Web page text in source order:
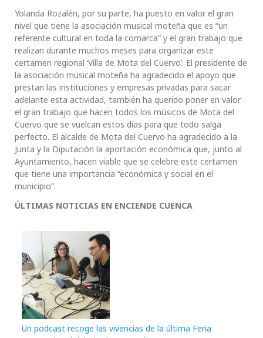
Yolanda Rozalén, por su parte, ha puesto en valor el gran
nivel que tiene la asociación musical moteña que es “un
referente cultural en toda la comarca” y el gran trabajo que
realizan durante muchos meses para organizar este
certamen regional ‘Villa de Mota del Cuervo’. El presidente de
la asociación musical moteña ha agradecido el apoyo que
prestan las instituciones y empresas privadas para sacar
adelante esta actividad, también ha querido poner en valor
el gran trabajo que hacen todos los músicos de Mota del
Cuervo que se vuelcan estos días para que todo salga
perfecto. El alcalde de Mota del Cuervo ha agradecido a la
Junta y la Diputación la aportación económica que, junto al
Ayuntamiento, hacen viable que se celebre este certamen
que tiene una importancia “económica y social en el
municipio”.
ÚLTIMAS NOTICIAS EN ENCIENDE CUENCA
Un podcast recoge las vivencias de la última Feria